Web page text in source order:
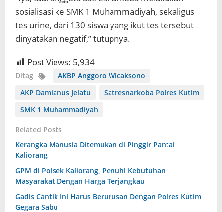
sosialisasi ke SMK 1 Muhammadiyah, sekaligus
tes urine, dari 130 siswa yang ikut tes tersebut
dinyatakan negatif,” tutupnya.
Post Views: 5,934
Ditag
AKBP Anggoro Wicaksono
AKP Damianus Jelatu
Satresnarkoba Polres Kutim
SMK 1 Muhammadiyah
Related Posts
Kerangka Manusia Ditemukan di Pinggir Pantai
Kaliorang
GPM di Polsek Kaliorang, Penuhi Kebutuhan
Masyarakat Dengan Harga Terjangkau
Gadis Cantik Ini Harus Berurusan Dengan Polres Kutim
Gegara Sabu